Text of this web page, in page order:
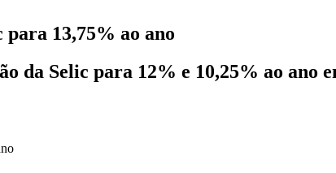
13,75% ao ano
da Selic para 12% e 10,25% ao ano